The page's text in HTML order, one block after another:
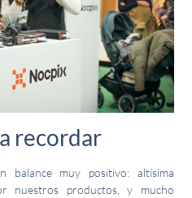
recordar
balance muy positivo: altísima
nuestros productos, y mucho